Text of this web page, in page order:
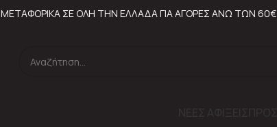
ΣΕ ΟΛΗ ΤΗΝ ΕΛΛΑΔΑ ΓΙΑ ΑΓΟΡΕΣ ΑΝΩ ΤΩΝ 60€